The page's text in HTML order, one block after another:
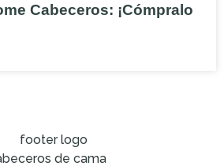
Cabeceros: ¡Cómpralo